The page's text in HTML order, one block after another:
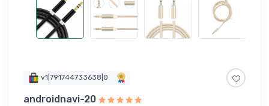
v1|791744733638|0
androidnavi-20